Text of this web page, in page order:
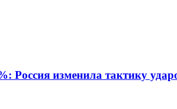
Россия изменила тактику